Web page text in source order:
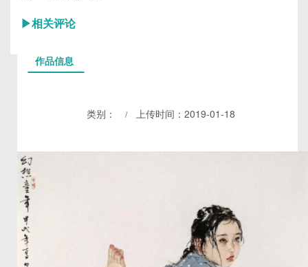
▶相关评论
作品信息
类别： 上传时间：2019-01-18